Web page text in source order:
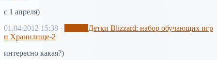
c 1 апреля)
01.04.2012 15:38 ·
Детки Blizzard: набор обучающих игр
и Хранилище-2
интересно какая?)